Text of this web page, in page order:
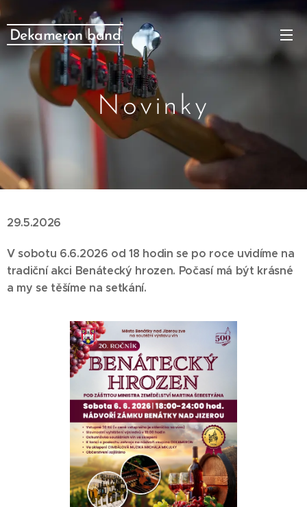
Dekameron band
Novinky
29.5.2026
V sobotu 6.6.2026 od 18 hodin se po roce uvidíme na
tradiční akci Benátecký hrozen. Počasí má být krásné
a my se těšíme na setkání.